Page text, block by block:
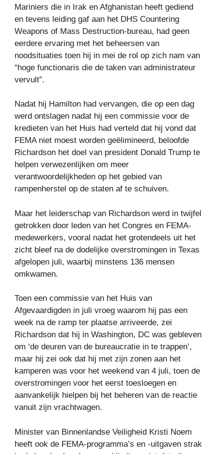
Mariniers die in Irak en Afghanistan heeft gediend
en tevens leiding gaf aan het DHS Countering
Weapons of Mass Destruction-bureau, had geen
eerdere ervaring met het beheersen van
noodsituaties toen hij in mei de rol op zich nam van
“hoge functionaris die de taken van administrateur
vervult”.
Nadat hij Hamilton had vervangen, die op een dag
werd ontslagen nadat hij een commissie voor de
kredieten van het Huis had verteld dat hij vond dat
FEMA niet moest worden geëlimineerd, beloofde
Richardson het doel van president Donald Trump te
helpen verwezenlijken om meer
verantwoordelijkheden op het gebied van
rampenherstel op de staten af ​​te schuiven.
Maar het leiderschap van Richardson werd in twijfel
getrokken door leden van het Congres en FEMA-
medewerkers, vooral nadat het grotendeels uit het
zicht bleef na de dodelijke overstromingen in Texas
afgelopen juli, waarbij minstens 136 mensen
omkwamen.
Toen een commissie van het Huis van
Afgevaardigden in juli vroeg waarom hij pas een
week na de ramp ter plaatse arriveerde, zei
Richardson dat hij in Washington, DC was gebleven
om ‘de deuren van de bureaucratie in te trappen’,
maar hij zei ook dat hij met zijn zonen aan het
kamperen was voor het weekend van 4 juli, toen de
overstromingen voor het eerst toesloegen en
aanvankelijk hielpen bij het beheren van de reactie
vanuit zijn vrachtwagen.
Minister van Binnenlandse Veiligheid Kristi Noem
heeft ook de FEMA-programma’s en -uitgaven strak